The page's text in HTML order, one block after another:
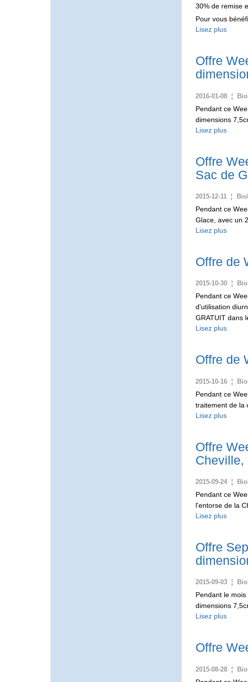
30% de remise
Pour vous
Lisez plus
Offre
2016-01-08 ¦
Pendant ce
dimensions
Lisez plus
Offre
Sac de
2015-12-11 ¦
Pendant ce
Glace, avec un
Lisez plus
Offre de
2015-10-30 ¦
Pendant ce
d'utilisation
GRATUIT dans
Lisez plus
Offre de
2015-10-16 ¦
Pendant ce
traitement de la
Lisez plus
Offre
Cheville,
2015-09-24 ¦
Pendant ce
l'entorse de la
Lisez plus
Offre
2015-09-03 ¦
Pendant le
dimensions
Lisez plus
Offre
2015-08-28 ¦